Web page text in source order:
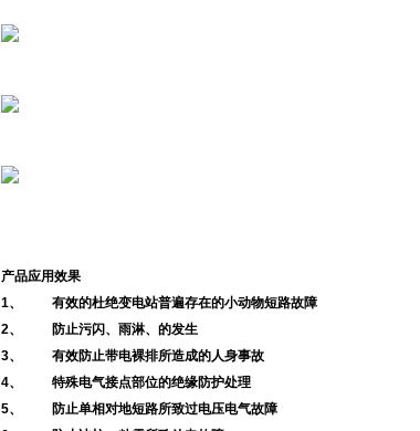
产品应用效果
1、 有效的杜绝变电站普遍存在的小动物短路故障
2、 防止污闪、雨淋、的发生
3、 有效防止带电裸排所造成的人身事故
4、 特殊电气接点部位的绝缘防护处理
5、 防止单相对地短路所致过电压电气故障